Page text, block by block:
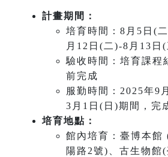
計畫期間：
培育時間：8月5日(
月12日(二)-8月13日(
驗收時間：培育課程
前完成
服勤時間：2025年9
3月1日(日)期間，完
培育地點：
館內培育：臺博本館
陽路2號)、古生物館